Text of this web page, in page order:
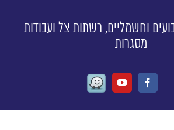
וחשמליים, רשתות צל ועבודות
מסגרות
Facebook
Youtube
Waze